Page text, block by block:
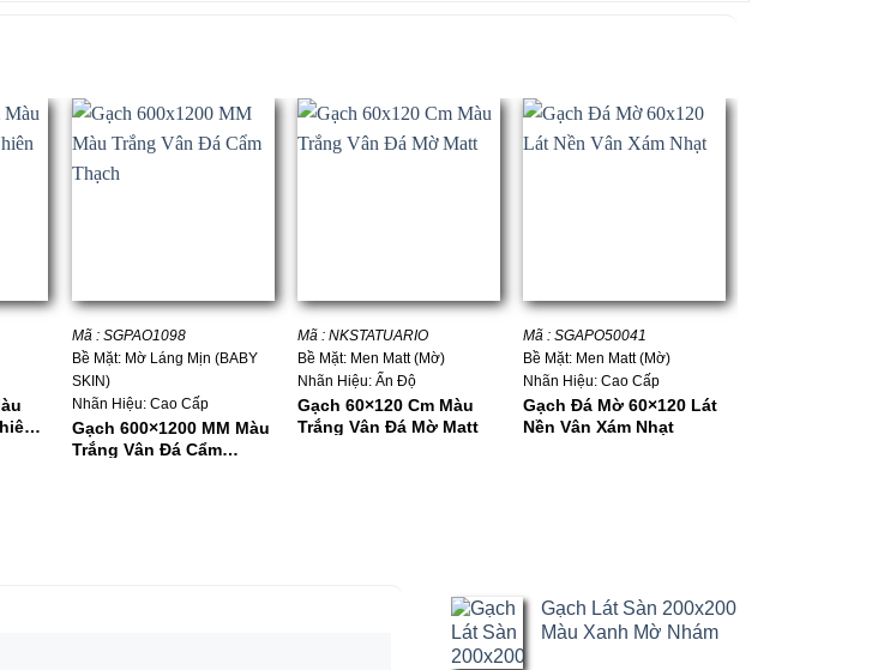
Mã : SGPAO1098
Bề Mặt: Mờ Láng Mịn (BABY
SKIN)
Nhãn Hiệu: Cao Cấp
Gạch 600×1200 MM Màu
Trắng Vân Đá Cẩm
Mã : NKSTATUARIO
Bề Mặt: Men Matt (Mờ)
Nhãn Hiệu: Ấn Độ
Gạch 60×120 Cm Màu
Trắng Vân Đá Mờ Matt
Mã : SGAPO50041
Bề Mặt: Men Matt (Mờ)
Nhãn Hiệu: Cao Cấp
Gạch Đá Mờ 60×120 Lát
Nền Vân Xám Nhạt
Gạch Lát Sàn 200x200
Màu Xanh Mờ Nhám